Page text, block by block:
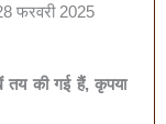
फरवरी 2025
तय की गई हैं,कृपया